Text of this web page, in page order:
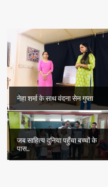
नेहा शर्मा के साथ वंदना सेन गुप्ता
जब साहित्य दुनिया पहुँचा बच्चों के
पास..